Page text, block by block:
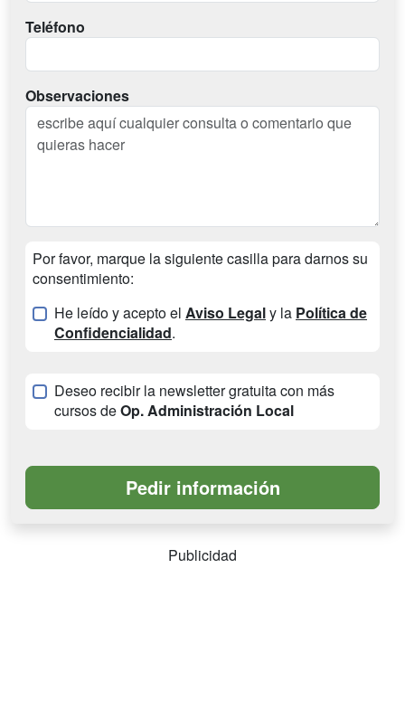
Teléfono
Observaciones
Por favor, marque la siguiente casilla para darnos su
consentimiento:
He leído y acepto el Aviso Legaly la Política de
Confidencialidad.
Deseo recibir la newsletter gratuita con más
cursos deOp. Administración Local
Publicidad